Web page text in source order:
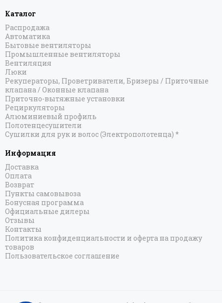
Каталог
Распродажа
Автоматика
Бытовые вентиляторы
Промышленные вентиляторы
Вентиляция
Люки
Рекуператоры, Проветриватели, Бризеры / Приточные
клапана / Оконные клапана
Приточно-вытяжные установки
Рециркуляторы
Алюминиевый профиль
Полотенцесушители
Сушилки для рук и волос (Электрополотенца) *
Информация
Доставка
Оплата
Возврат
Пункты самовывоза
Бонусная программа
Официальные дилеры
Отзывы
Контакты
Политика конфиденциальности и оферта на продажу
товаров
Пользовательское соглашение